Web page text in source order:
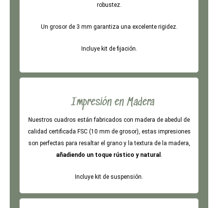
robustez.
Un grosor de 3 mm garantiza una excelente rigidez.
Incluye kit de fijación.
Impresión en Madera
Nuestros cuadros están fabricados con madera de abedul de
calidad certificada FSC (10 mm de grosor), estas impresiones
son perfectas para resaltar el grano y la textura de la madera,
añadiendo un toque rústico y natural .
Incluye kit de suspensión.